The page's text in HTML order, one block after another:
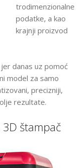
trodimenzionalne
podatke, a kao
krajnji proizvod
danas uz pomoć
model za samo
precizniji,
rezultate.
štampač